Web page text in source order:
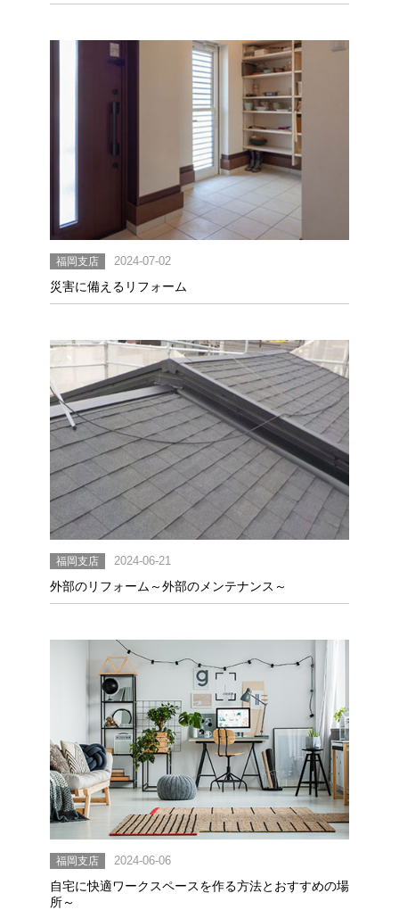
福岡支店 2024-07-02
災害に備えるリフォーム
福岡支店 2024-06-21
外部のリフォーム～外部のメンテナンス～
福岡支店 2024-06-06
自宅に快適ワークスペースを作る方法とおすすめの場
所～